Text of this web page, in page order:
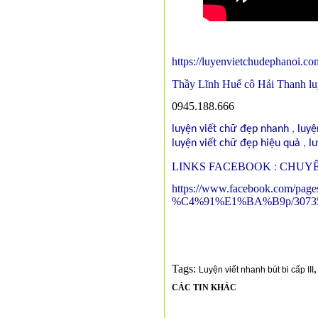
https://
Thầy Lĩnh Huế cô Hải Thanh
0945.188.666
luyện viết chữ đẹp nhanh,
luyện viết chữ đẹp hiệu quả ,
LINKS FACEBOOK :
https://www.facebook.com/
%C4%91%E1%BA%B9p/
Tags: Luyện viết nhanh bút bi cấp III ,
CÁC TIN KHÁC